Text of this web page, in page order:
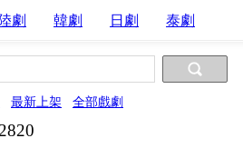
陸劇 韓劇 日劇 泰劇
最新上架 全部戲劇